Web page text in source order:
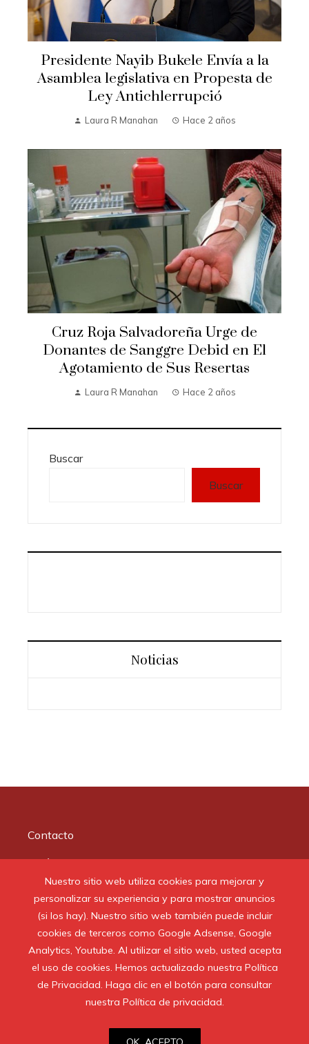
Nuestro sitio web utiliza cookies para mejorar y
personalizar su experiencia y para mostrar anuncios
(si los hay). Nuestro sitio web también puede incluir
cookies de terceros como Google Adsense, Google
Analytics, Youtube. Al utilizar el sitio web, usted acepta
el uso de cookies. Hemos actualizado nuestra Política
de Privacidad. Haga clic en el botón para consultar
nuestra Política de privacidad.
Presidente Nayib Bukele Envía a la
Asamblea legislativa en Propesta de
Ley Antichlerrupció
Laura R Manahan Hace 2 años
Cruz Roja Salvadoreña Urge de
Donantes de Sanggre Debid en El
Agotamiento de Sus Resertas
Laura R Manahan Hace 2 años
Buscar
Buscar
Noticias
Contacto
Quiénes somos
Buscar: